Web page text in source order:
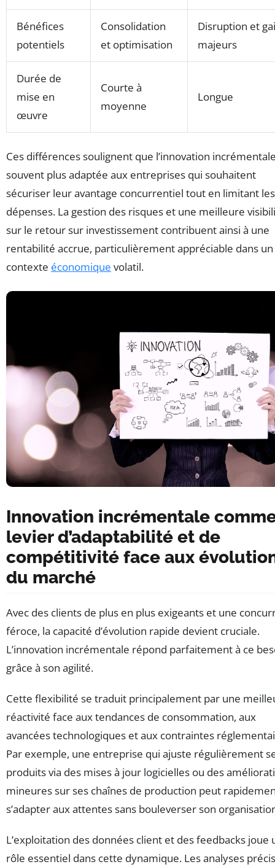
Bénéfices
potentiels
Consolidation
et optimisation
Disruption et
majeurs
Durée de
mise en
œuvre
Courte à
moyenne
Longue
Ces différences soulignent que l’innovation
souvent plus adaptée aux entreprises qui souhaitent
sécuriser leur avantage concurrentiel tout en limitant les
dépenses. La gestion des risques et une meilleure
sur le retour sur investissement contribuent ainsi à une
rentabilité accrue, particulièrement appréciable dans un
contexte économique volatil.
Innovation incrémentale
levier d’adaptabilité et de
compétitivité face aux
du marché
Avec des clients de plus en plus exigeants et une
féroce, la capacité d’évolution rapide devient cruciale.
L’innovation incrémentale répond parfaitement à ce
grâce à son agilité.
Cette flexibilité se traduit principalement par une
réactivité face aux tendances de consommation, aux
avancées technologiques et aux contraintes
Par exemple, une entreprise qui ajuste régulièrement
produits via des mises à jour logicielles ou des
mineures sur ses chaînes de production peut
s’adapter aux attentes sans bouleverser son
L’exploitation des données client et des feedbacks joue
rôle essentiel dans cette dynamique. Les analyses